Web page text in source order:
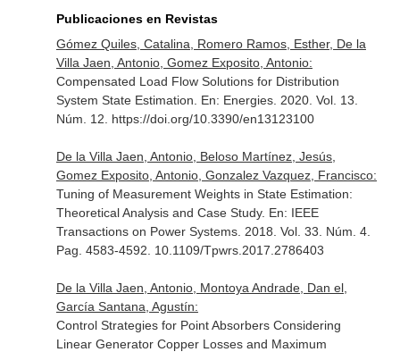
Publicaciones en Revistas
Gómez Quiles, Catalina, Romero Ramos, Esther, De la
Villa Jaen, Antonio, Gomez Exposito, Antonio:
Compensated Load Flow Solutions for Distribution
System State Estimation. En: Energies. 2020. Vol. 13.
Núm. 12. https://doi.org/10.3390/en13123100
De la Villa Jaen, Antonio, Beloso Martínez, Jesús,
Gomez Exposito, Antonio, Gonzalez Vazquez, Francisco:
Tuning of Measurement Weights in State Estimation:
Theoretical Analysis and Case Study. En: IEEE
Transactions on Power Systems. 2018. Vol. 33. Núm. 4.
Pag. 4583-4592. 10.1109/Tpwrs.2017.2786403
De la Villa Jaen, Antonio, Montoya Andrade, Dan el,
García Santana, Agustín:
Control Strategies for Point Absorbers Considering
Linear Generator Copper Losses and Maximum